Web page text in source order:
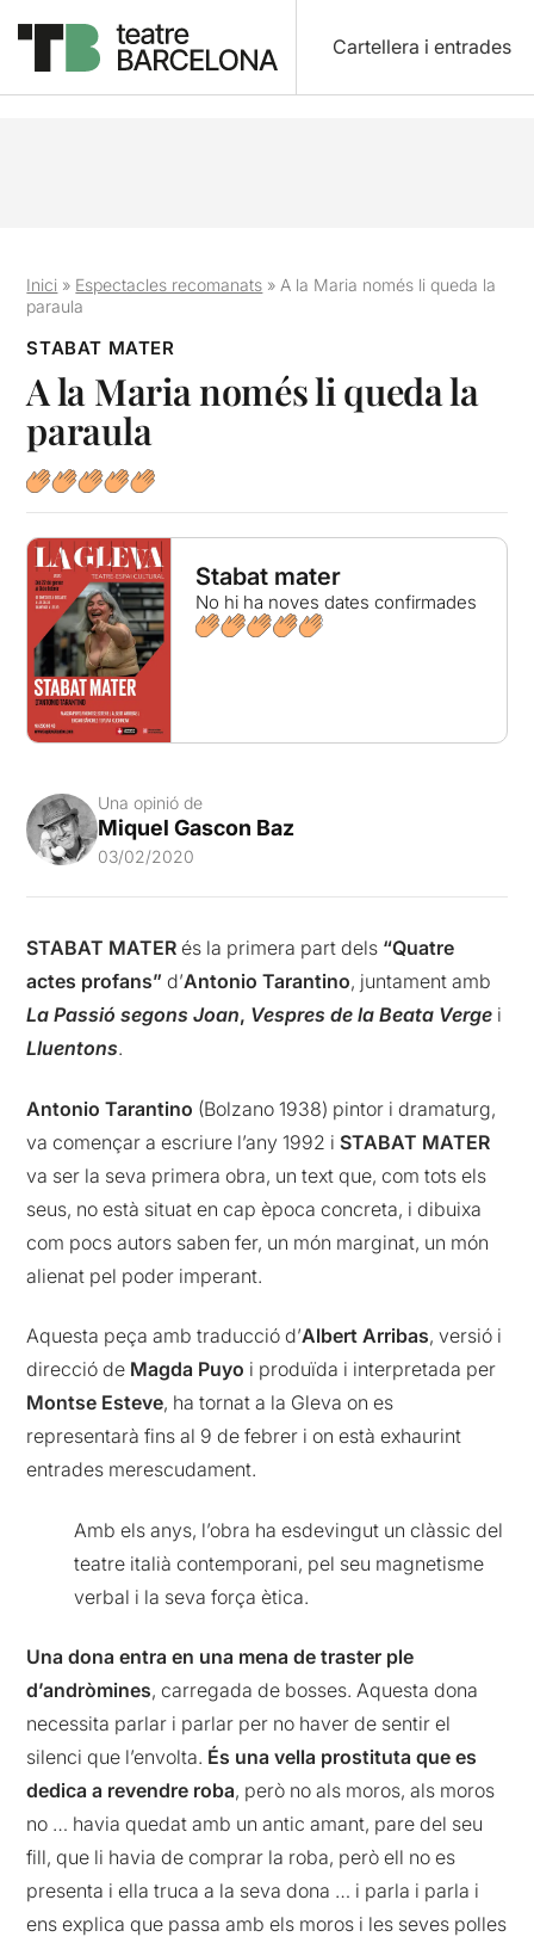
Cartellera i entrades
Inici » Espectacles recomanats » A la Maria només li queda la
paraula
STABAT MATER
A la Maria només li queda la
paraula
Stabat mater
No hi ha noves dates confirmades
Una opinió de
Miquel Gascon Baz
03/02/2020
STABAT MATERés la primera part dels “Quatre
actes profans” d’Antonio Tarantino, juntament amb
La Passió segons Joan, Vespres de la Beata Verge i
Lluentons.
Antonio Tarantino (Bolzano 1938) pintor i dramaturg,
va començar a escriure l’any 1992 iSTABAT MATER
va ser la seva primera obra, un text que, com tots els
seus, no està situat en cap època concreta, i dibuixa
com pocs autors saben fer, un món marginat, un món
alienat pel poder imperant.
Aquesta peça amb traducció d’Albert Arribas, versió i
direcció de Magda Puyo i produïda i interpretada per
Montse Esteve, ha tornat a la Gleva on es
representarà fins al 9 de febrer i on està exhaurint
entrades merescudament.
Amb els anys, l’obra ha esdevingut un clàssic del
teatre italià contemporani, pel seu magnetisme
verbal i la seva força ètica.
Una dona entra en una mena de traster ple
d’andròmines, carregada de bosses. Aquesta dona
necessita parlar i parlar per no haver de sentir el
silenci que l’envolta. És una vella prostituta que es
dedica a revendre roba, però no als moros, als moros
no … havia quedat amb un antic amant, pare del seu
fill, que li havia de comprar la roba, però ell no es
presenta i ella truca a la seva dona … i parla i parla i
ens explica que passa amb els moros i les seves polles